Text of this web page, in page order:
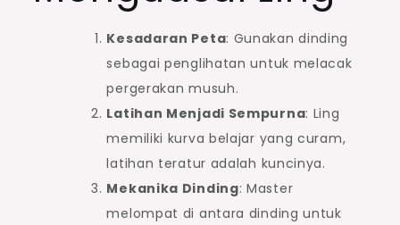
Kesadaran Peta: Gunakan dinding
sebagai penglihatan untuk melacak
pergerakan musuh.
Latihan Menjadi Sempurna: Ling
memiliki kurva belajar yang curam,
latihan teratur adalah kuncinya.
Mekanika Dinding: Master
melompat di antara dinding untuk